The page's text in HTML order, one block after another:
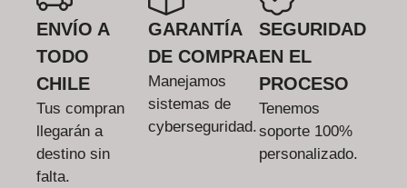
ENVÍO A
TODO
CHILE
Tus compran
llegarán a
destino sin
falta.
GARANTÍA
DE COMPRA
Manejamos
sistemas de
cyberseguridad.
SEGURIDAD
EN EL
PROCESO
Tenemos
soporte 100%
personalizado.